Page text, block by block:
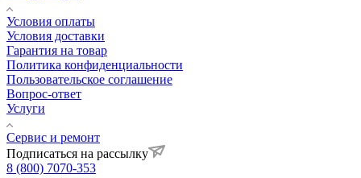
Условия оплаты
Условия доставки
Гарантия на товар
Политика конфиденциальности
Пользовательское соглашение
Вопрос-ответ
Услуги
Сервис и ремонт
Подписаться на рассылку
8 (800) 7070-353